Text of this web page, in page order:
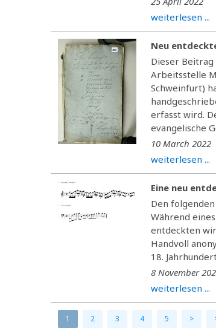
weiterlesen ...
Neu
Dieser
Arbeitsstelle
Schweinfurt)
erfasst wird.
evangelische
10 March 2022
weiterlesen ...
Eine neu
Den
Während
entdeckten
Handvoll
18.
8 November
weiterlesen ...
1 2 3 4 5 >